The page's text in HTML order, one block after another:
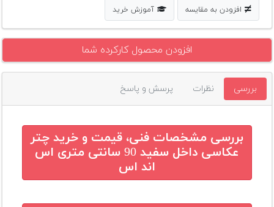
بله
افزودن به مقایسه آموزش خرید
افزودن محصول کارکرده شما
بررسی نظرات پرسش و پاسخ
بررسی مشخصات فنی، قیمت و خرید چتر
عکاسی داخل سفید 90 سانتی متری اس
اند اس